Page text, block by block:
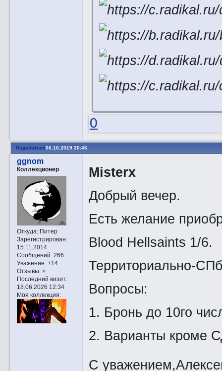
0
Поделиться06.10.2019 20:46
ggnom
Коллекционер
Откуда:Питер
Зарегистрирован:
15.11.2014
Сообщений:266
Уважение: +14
Отзывы: +
Последний визит:
18.06.2026 12:34
Моя коллекция:
Misterx
Добрый вечер.
Есть желание
Blood Hellsaints 1/6.
Территориально-СПб
Вопросы:
1. Бронь до 10го
2. Варианты кроме
С